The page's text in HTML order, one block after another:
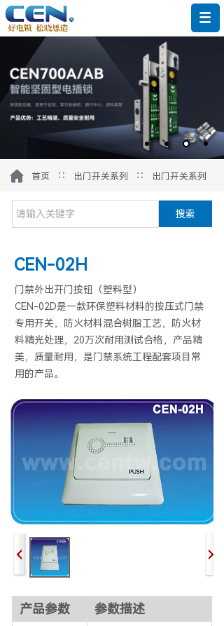
首页 ∷ 出门开关系列 ∷ 出门开关系列
搜索
CEN-02H
门禁外出开门按钮（塑料型）
CEN-02D是一款环保塑料材料的按压式门禁
专用开关，防火材料混合树脂工艺，防火材
料精光处理，20万次耐用测试合格，产品精
美，质量耐用，是门禁系统工程配套项目常
用的产品。
产品参数 参数描述